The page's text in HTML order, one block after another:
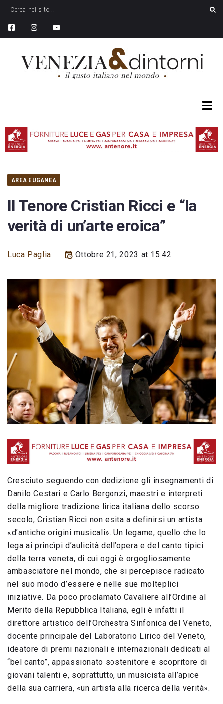
AREA EUGANEA
Il Tenore Cristian Ricci e “la
verità di un’arte eroica”
Luca Paglia Ottobre 21, 2023 at 15:42
Cresciuto seguendo con dedizione gli insegnamenti di
Danilo Cestari e Carlo Bergonzi, maestri e interpreti
della migliore tradizione lirica italiana dello scorso
secolo, Cristian Ricci non esita a definirsi un artista
«d’antiche origini musicali». Un legame, quello che lo
lega ai princìpi d’aulicità dell’opera e del canto tipici
della terra veneta, di cui oggi è orgogliosamente
ambasciatore nel mondo, che si percepisce radicato
nel suo modo d’essere e nelle sue molteplici
iniziative. Da poco proclamato Cavaliere all’Ordine al
Merito della Repubblica Italiana, egli è infatti il
direttore artistico dell’Orchestra Sinfonica del Veneto,
docente principale del Laboratorio Lirico del Veneto,
ideatore di premi nazionali e internazionali dedicati al
“bel canto”, appassionato sostenitore e scopritore di
giovani talenti e, soprattutto, un musicista all’apice
della sua carriera, «un artista alla ricerca della verità».